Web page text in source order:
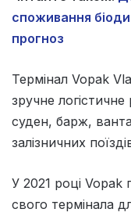
споживання
прогноз
Термінал Vopak
зручне
суден, барж,
залізничних
У 2021 році Vopak
свого термінала